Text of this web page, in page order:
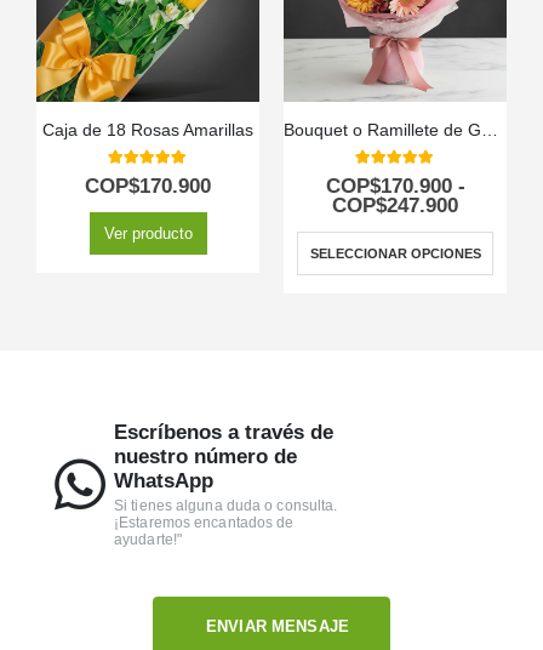
Caja de 18 Rosas Amarillas
5.00out of 5
COP$170.900
Ver producto
5.00out of 5
COP$170.900 -
COP$247.900
SELECCIONAR OPCIONES
Escríbenos a través de
nuestro número de
WhatsApp
Si tienes alguna duda o consulta.
¡Estaremos encantados de
ayudarte!"
ENVIAR MENSAJE